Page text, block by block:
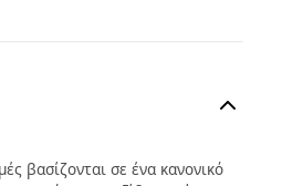
βασίζονται σε ένα κανονικό